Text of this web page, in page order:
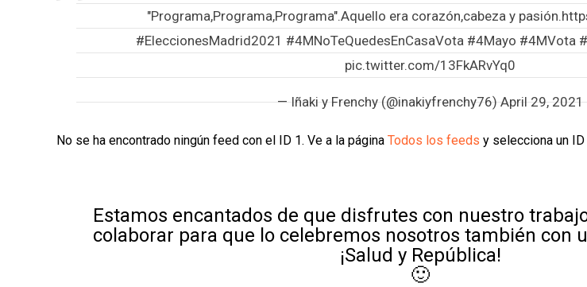
"Programa,Programa,Programa".Aquello era corazón,cabeza y pasión.
#EleccionesMadrid2021 #4MNoTeQuedesEnCasaVota #4Mayo #4MVota
pic.twitter.com/13FkARvYq0
— Iñaki y Frenchy (@inakiyfrenchy76)April 29, 2021
No se ha encontrado ningún feed con el ID 1. Ve a la páginaTodos los feeds y selecciona un
Estamos encantados de que disfrutes con nuestro
colaborar para que lo celebremos nosotros también con
¡Salud y República!
🙂